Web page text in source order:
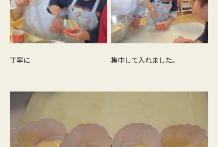
丁寧に 集中して入れました。